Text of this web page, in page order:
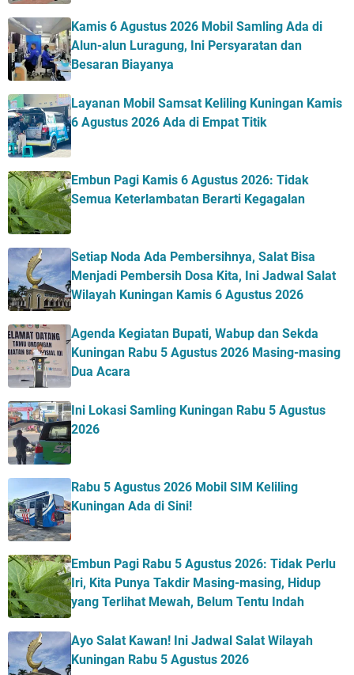
Kamis 6 Agustus 2026 Mobil Samling Ada di
Alun-alun Luragung, Ini Persyaratan dan
Besaran Biayanya
Layanan Mobil Samsat Keliling Kuningan Kamis
6 Agustus 2026 Ada di Empat Titik
Embun Pagi Kamis 6 Agustus 2026: Tidak
Semua Keterlambatan Berarti Kegagalan
Setiap Noda Ada Pembersihnya, Salat Bisa
Menjadi Pembersih Dosa Kita, Ini Jadwal Salat
Wilayah Kuningan Kamis 6 Agustus 2026
Agenda Kegiatan Bupati, Wabup dan Sekda
Kuningan Rabu 5 Agustus 2026 Masing-masing
Dua Acara
Ini Lokasi Samling Kuningan Rabu 5 Agustus
2026
Rabu 5 Agustus 2026 Mobil SIM Keliling
Kuningan Ada di Sini!
Embun Pagi Rabu 5 Agustus 2026: Tidak Perlu
Iri, Kita Punya Takdir Masing-masing, Hidup
yang Terlihat Mewah, Belum Tentu Indah
Ayo Salat Kawan! Ini Jadwal Salat Wilayah
Kuningan Rabu 5 Agustus 2026